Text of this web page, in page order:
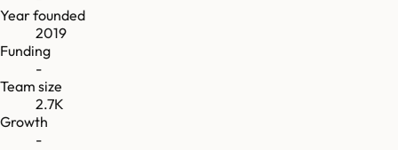
Year founded
2019
Funding
-
Team size
2.7K
Growth
-